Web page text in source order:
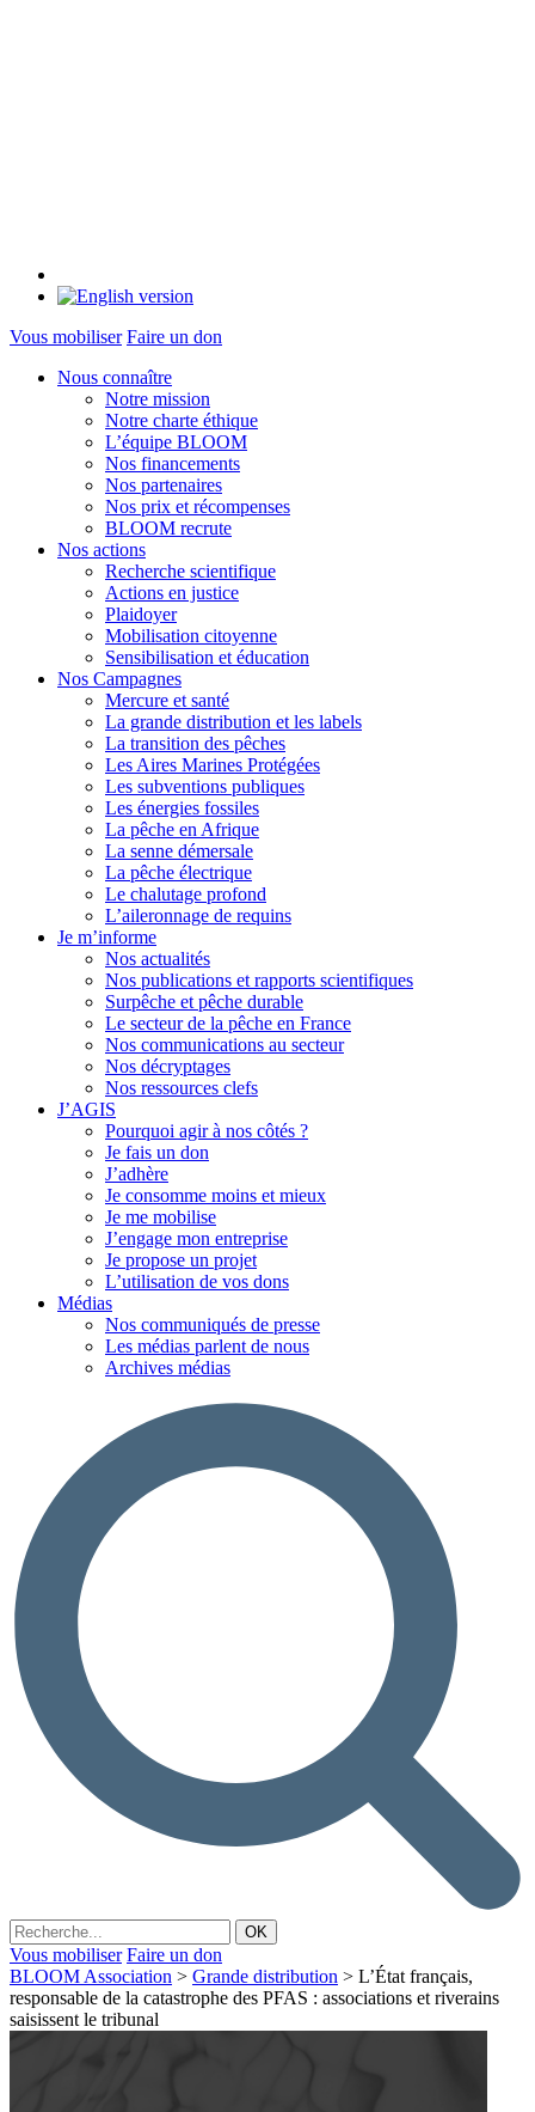
Vous mobiliser Faire un don
Nous connaître
Notre mission
Notre charte éthique
L’équipe BLOOM
Nos financements
Nos partenaires
Nos prix et récompenses
BLOOM recrute
Nos actions
Recherche scientifique
Actions en justice
Plaidoyer
Mobilisation citoyenne
Sensibilisation et éducation
Nos Campagnes
Mercure et santé
La grande distribution et les labels
La transition des pêches
Les Aires Marines Protégées
Les subventions publiques
Les énergies fossiles
La pêche en Afrique
La senne démersale
La pêche électrique
Le chalutage profond
L’aileronnage de requins
Je m’informe
Nos actualités
Nos publications et rapports scientifiques
Surpêche et pêche durable
Le secteur de la pêche en France
Nos communications au secteur
Nos décryptages
Nos ressources clefs
J’AGIS
Pourquoi agir à nos côtés ?
Je fais un don
J’adhère
Je consomme moins et mieux
Je me mobilise
J’engage mon entreprise
Je propose un projet
L’utilisation de vos dons
Médias
Nos communiqués de presse
Les médias parlent de nous
Archives médias
Vous mobiliser Faire un don
BLOOM Association > Grande distribution > L’État français,
responsable de la catastrophe des PFAS : associations et riverains
saisissent le tribunal